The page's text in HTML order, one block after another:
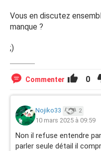
Vous en discutez
manque ?
;)
Commenter 0
Nojiko33 2
10 mars 2025 à 09:59
Non il refuse entendre
parler seule détail il